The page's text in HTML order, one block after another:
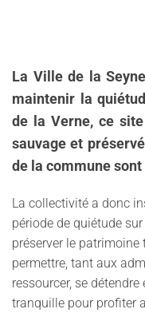
La Ville de la
maintenir la
de la Verne, ce
sauvage et
de la commune
La collectivité a donc
période de quiétude
préserver le
permettre, tant aux
ressourcer, se
tranquille pour profiter